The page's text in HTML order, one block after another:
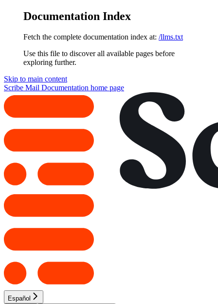
Documentation Index
Fetch the complete documentation index at: /llms.txt
Use this file to discover all available pages before
exploring further.
Skip to main content
Scribe Mail Documentation home page
Español